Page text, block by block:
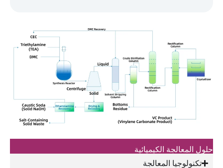
حلول المعالجة الكيميائية
تكنولوجيا المعالجة